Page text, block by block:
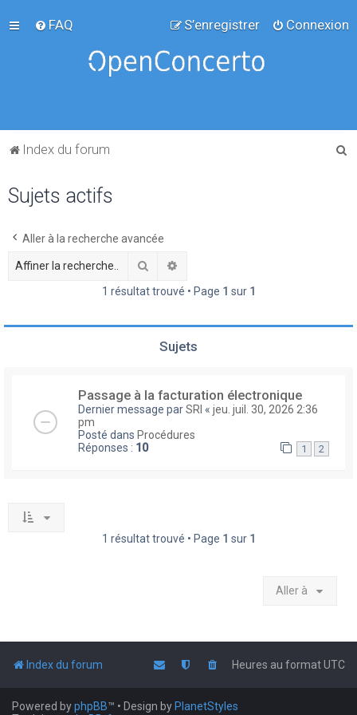
FAQ Connexion
S’enregistrer
Index du forum
e
Sujets actifs
Aller à la recherche avancée
Rechercher
1 résultat trouvé • Page 1 sur 1
Sujets
Passage à la facturation électronique
Dernier message parSRI « jeu. juil. 30, 2026 2:36
pm
Posté dans Procédures
Réponses : 10 1 2
1 résultat trouvé • Page 1 sur 1
Aller à
Index du forum Heures au formatUTC
Powered byphpBB™ • Design by PlanetStyles